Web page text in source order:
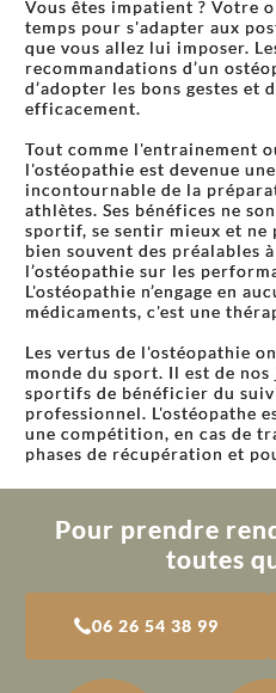
Vous êtes impatient ? Votre
temps pour s'adapter aux
que vous allez lui imposer.
recommandations d’un
d’adopter les bons gestes et
efficacement.
Tout comme l'entrainement
l'ostéopathie est devenue
incontournable de la
athlètes. Ses bénéfices ne
sportif, se sentir mieux et ne
bien souvent des préalables
l’ostéopathie sur les
L'ostéopathie n’engage en
médicaments, c'est une
Les vertus de l'ostéopathie
monde du sport. Il est de
sportifs de bénéficier du
professionnel. L'ostéopathe
une compétition, en cas de
phases de récupération et
Pour prendre
toutes
06 26 54 38 99